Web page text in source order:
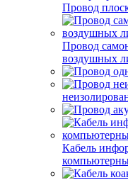
Провод
Провод
воздушных
Кабель